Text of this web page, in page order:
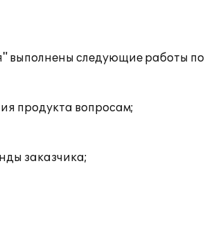
следующие работы
продукта вопросам;
заказчика;